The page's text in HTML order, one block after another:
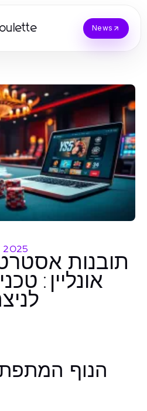
News
2025
תובנות
אונליין:
הנוף